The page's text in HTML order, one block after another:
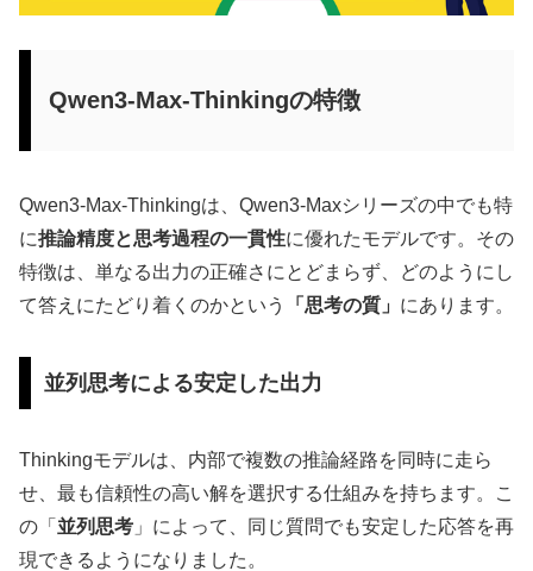
Qwen3-Max-Thinkingの特徴
Qwen3-Max-Thinkingは、Qwen3-Maxシリーズの中でも特
に推論精度と思考過程の一貫性に優れたモデルです。その
特徴は、単なる出力の正確さにとどまらず、どのようにし
て答えにたどり着くのかという
「思考の質」 にあります。
並列思考による安定した出力
Thinkingモデルは、内部で複数の推論経路を同時に走ら
せ、最も信頼性の高い解を選択する仕組みを持ちます。こ
の「 並列思考 」によって、同じ質問でも安定した応答を再
現できるようになりました。